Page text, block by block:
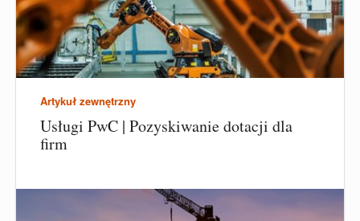
Artykuł zewnętrzny
Usługi PwC | Pozyskiwanie dotacji dla
firm